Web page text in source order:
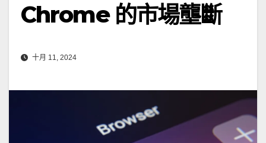
Chrome 的市場壟斷
十月 11, 2024